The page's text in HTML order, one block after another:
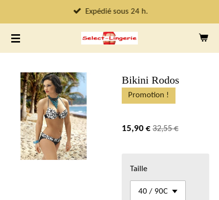
au
contenu
principal
Expédié sous 24 h.
Bikini Rodos
Promotion !
15,90 € 32,55 €
Taille